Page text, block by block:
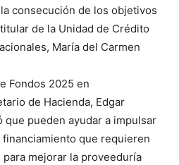
consecución de los objetivos
de la Unidad de Crédito
María del Carmen
Fondos 2025 en
de Hacienda, Edgar
que pueden ayudar a impulsar
financiamiento que requieren
mejorar la proveeduría